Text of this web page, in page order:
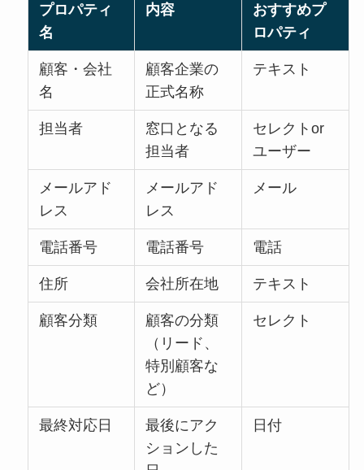
プロパティ
名
内容
おすすめプ
ロパティ
顧客・会社
名
顧客企業の
正式名称
テキスト
担当者
窓口となる
担当者
セレクトor
ユーザー
メールアド
レス
メールアド
レス
メール
電話番号 電話番号 電話
住所 会社所在地 テキスト
顧客分類
顧客の分類
（リード、
特別顧客な
ど）
セレクト
最終対応日
最後にアク
ションした
日付